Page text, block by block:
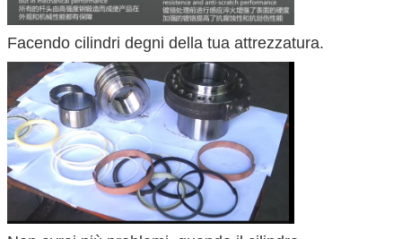
Facendo cilindri degni della tua attrezzatura.